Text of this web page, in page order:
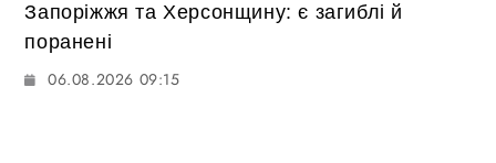
Запоріжжя та Херсонщину: є загиблі й
поранені
06.08.2026 09:15